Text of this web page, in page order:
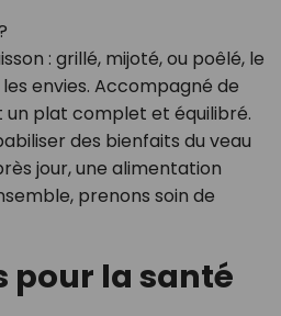
: grillé, mijoté, ou poêlé, le
envies. Accompagné de
un plat complet et équilibré.
des bienfaits du veau
jour, une alimentation
prenons soin de
pour la santé